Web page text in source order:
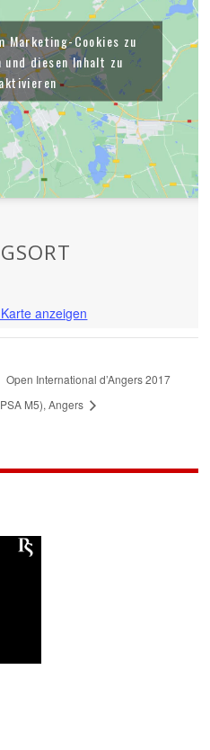
anzeigen
Marketing-Cookies zu
und diesen Inhalt zu
Open International d’Angers 2017
M5), Angers